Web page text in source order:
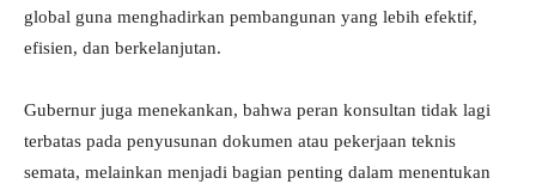
global guna menghadirkan pembangunan yang lebih efektif,
efisien, dan berkelanjutan.
Gubernur juga menekankan, bahwa peran konsultan tidak lagi
terbatas pada penyusunan dokumen atau pekerjaan teknis
semata, melainkan menjadi bagian penting dalam menentukan